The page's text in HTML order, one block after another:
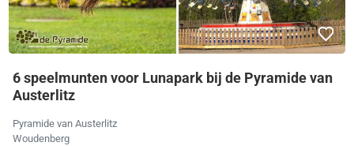
6 speelmunten voor Lunapark bij de Pyramide van
Austerlitz
Pyramide van Austerlitz
Woudenberg